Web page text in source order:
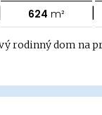
624 m² |
rodinný dom na